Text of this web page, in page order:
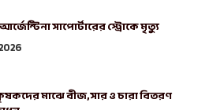
সাপোর্টারের স্ট্রোকে মৃত্যু
মাঝে বীজ,সার ও চারা বিতরণ